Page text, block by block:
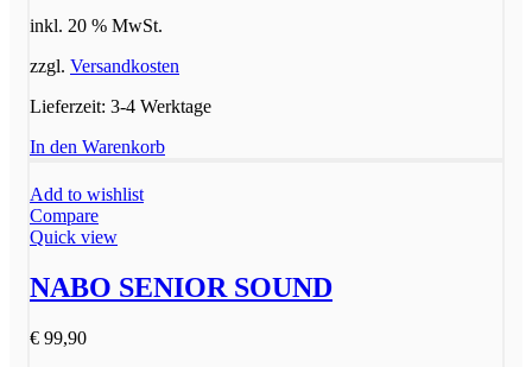
inkl. 20 % MwSt.
zzgl. Versandkosten
Lieferzeit: 3-4 Werktage
In den Warenkorb
Add to wishlist
Compare
Quick view
NABO SENIOR SOUND
€ 99,90